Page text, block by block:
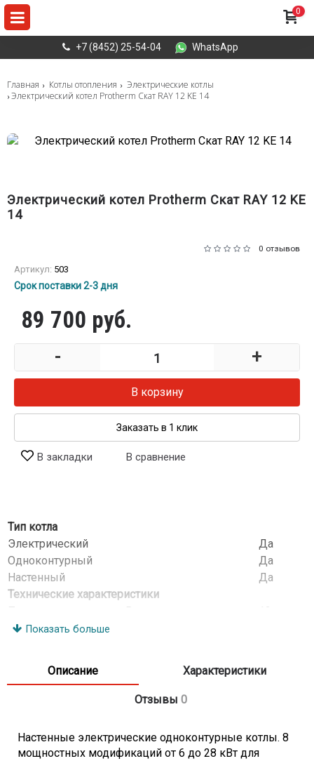
+7 (8452) 25-54-04 WhatsApp
0
Главная Котлы отопления
Электрические котлы
Электрический котел Protherm Скат RAY 12 KE 14
Электрический котел Protherm Скат RAY 12 KE
14
0 отзывов
Артикул: 503
Срок поставки 2-3 дня
89 700 руб.
- +
В корзину
Заказать в 1 клик
В закладки В сравнение
Тип котла
Электрический
Да
Одноконтурный
Да
Настенный
Да
Технические характеристики
Полезная мощность, кВт
Потребляемая мощность, кВт
99,5
Жидкокристаллический дисплей
Показать больше
Описание Характеристики
Отзывы 0
Настенные электрические одноконтурные котлы. 8
мощностных модификаций от 6 до 28 кВт для